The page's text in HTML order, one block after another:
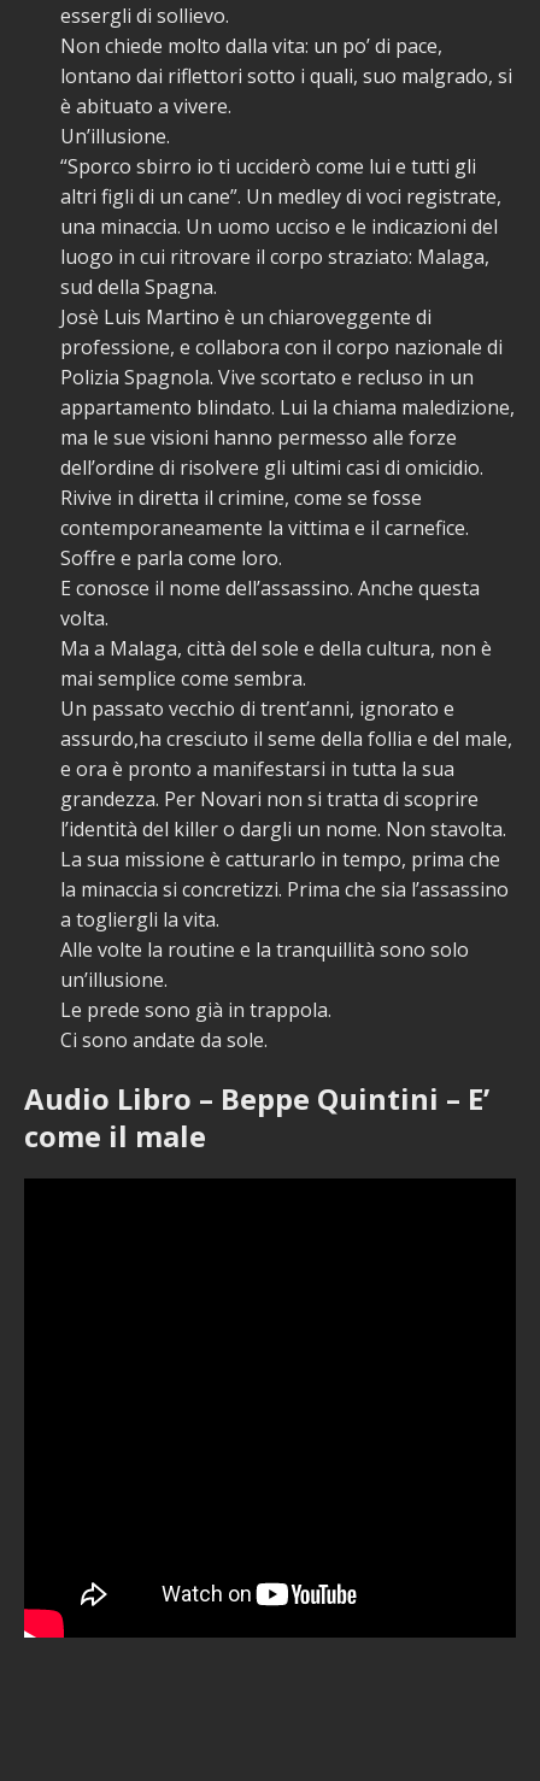
essergli di sollievo.
Non chiede molto dalla vita: un po’ di pace,
lontano dai riflettori sotto i quali, suo malgrado, si
è abituato a vivere.
Un’illusione.
“Sporco sbirro io ti ucciderò come lui e tutti gli
altri figli di un cane”. Un medley di voci registrate,
una minaccia. Un uomo ucciso e le indicazioni del
luogo in cui ritrovare il corpo straziato: Malaga,
sud della Spagna.
Josè Luis Martino è un chiaroveggente di
professione, e collabora con il corpo nazionale di
Polizia Spagnola. Vive scortato e recluso in un
appartamento blindato. Lui la chiama maledizione,
ma le sue visioni hanno permesso alle forze
dell’ordine di risolvere gli ultimi casi di omicidio.
Rivive in diretta il crimine, come se fosse
contemporaneamente la vittima e il carnefice.
Soffre e parla come loro.
E conosce il nome dell’assassino. Anche questa
volta.
Ma a Malaga, città del sole e della cultura, non è
mai semplice come sembra.
Un passato vecchio di trent’anni, ignorato e
assurdo,ha cresciuto il seme della follia e del male,
e ora è pronto a manifestarsi in tutta la sua
grandezza. Per Novari non si tratta di scoprire
l’identità del killer o dargli un nome. Non stavolta.
La sua missione è catturarlo in tempo, prima che
la minaccia si concretizzi. Prima che sia l’assassino
a togliergli la vita.
Alle volte la routine e la tranquillità sono solo
un’illusione.
Le prede sono già in trappola.
Ci sono andate da sole.
Audio Libro – Beppe Quintini – E’
come il male